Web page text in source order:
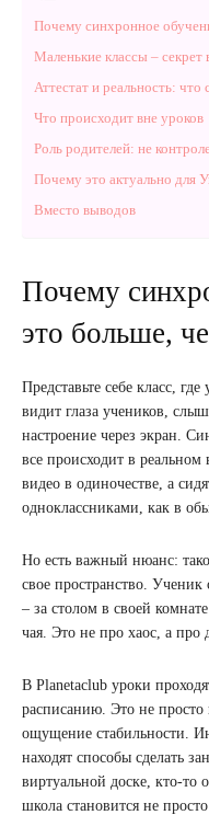
Почему синхронное
Маленькие классы –
Аттестат и реальность:
Что происходит вне уроков
Роль родителей: не
Почему это актуально для
Вместо выводов
Почему
это больше,
Представьте себе класс,
видит глаза учеников,
настроение через экран.
все происходит в
видео в одиночестве, а
одноклассниками, как в
Но есть важный нюанс:
свое пространство. Ученик
– за столом в своей
чая. Это не про хаос, а про
В Planetaclub уроки
расписанию. Это не просто
ощущение стабильности.
находят способы сделать
виртуальной доске, кто-то
школа становится не